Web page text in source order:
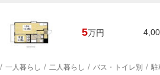
5万円
一人暮らし 二人暮らし バス・トイレ別 駐